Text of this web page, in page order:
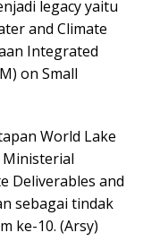
legacy yaitu
and Climate
Integrated
on Small
World Lake
Ministerial
Deliverables and
sebagai tindak
ke-10. (Arsy)